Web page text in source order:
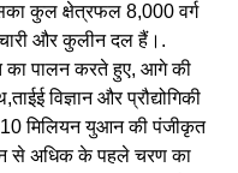
कुल क्षेत्रफल 8,000 वर्ग
और कुलीन दल हैं।.
का पालन करते हुए, आगे की
विज्ञान और प्रौद्योगिकी
10 मिलियन युआन की पंजीकृत
से अधिक के पहले चरण का